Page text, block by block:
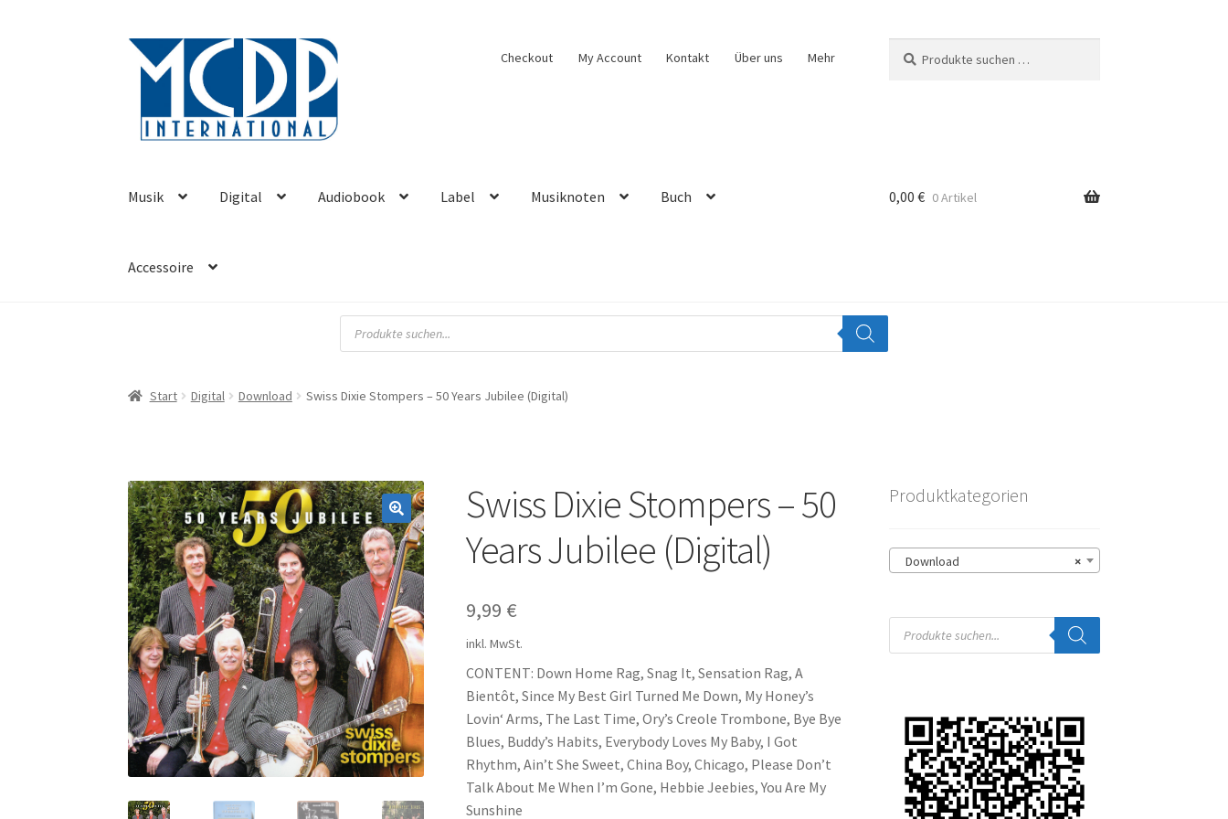
Zur
Navigation
Zum
Inhalt
Checkout My Account Kontakt Über uns Mehr
nach:
Musik Digital Audiobook Label Musiknoten Buch
Accessoire
0,00 € 0 Artikel
Products
search
Start Digital Download Swiss Dixie Stompers – 50 Years Jubilee (Digital)
Swiss Dixie Stompers – 50
Years Jubilee (Digital)
9,99 €
inkl. MwSt.
CONTENT: Down Home Rag, Snag It, Sensation Rag, A
Bientôt, Since My Best Girl Turned Me Down, My Honey’s
Lovin‘ Arms, The Last Time, Ory’s Creole Trombone, Bye Bye
Blues, Buddy’s Habits, Everybody Loves My Baby, I Got
Rhythm, Ain’t She Sweet, China Boy, Chicago, Please Don’t
Talk About Me When I’m Gone, Hebbie Jeebies, You Are My
Sunshine
Produktkategorien
×
Download
Products
search